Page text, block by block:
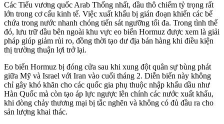
Các Tiểu vương quốc Arab Thống nhất, dầu thô chiếm tỷ trọng rất
lớn trong cơ cấu kinh tế. Việc xuất khẩu bị gián đoạn khiến các bể
chứa trong nước nhanh chóng tiến sát ngưỡng tối đa. Trong tình thế
đó, lưu trữ dầu bên ngoài khu vực eo biển Hormuz được xem là giải
pháp giúp giảm rủi ro, đồng thời tạo dư địa bán hàng khi điều kiện
thị trường thuận lợi trở lại.
Eo biển Hormuz bị đóng cửa sau khi xung đột quân sự bùng phát
giữa Mỹ và Israel với Iran vào cuối tháng 2. Diễn biến này không
chỉ gây khó khăn cho các quốc gia phụ thuộc nhập khẩu dầu như
Hàn Quốc mà còn tạo áp lực ngược lên chính các nước xuất khẩu,
khi dòng chảy thương mại bị tắc nghẽn và không có đủ đầu ra cho
sản lượng khai thác.